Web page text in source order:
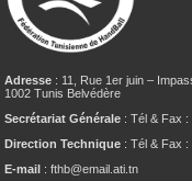
Adresse : 11, Rue 1er juin –
1002 Tunis Belvédère
Secrétariat Générale : Tél & Fax
Direction Technique : Tél & Fax
E-mail : fthb@email.ati.tn